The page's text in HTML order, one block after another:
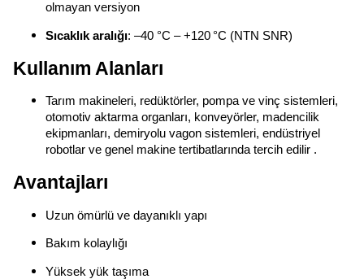
olmayan versiyon
Sıcaklık aralığı: –40 °C – +120 °C (NTN SNR)
Kullanım Alanları
Tarım makineleri, redüktörler, pompa ve vinç sistemleri,
otomotiv aktarma organları, konveyörler, madencilik
ekipmanları, demiryolu vagon sistemleri, endüstriyel
robotlar ve genel makine tertibatlarında tercih edilir .
Avantajları
Uzun ömürlü ve dayanıklı yapı
Bakım kolaylığı
Yüksek yük taşıma